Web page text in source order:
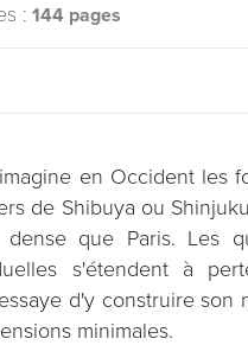
: 144 pages
en Occident les
de Shibuya ou
dense que Paris. Les
s'étendent à
d'y construire son
minimales.